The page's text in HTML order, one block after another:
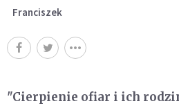
Franciszek
"Cierpienie ofiar i ich